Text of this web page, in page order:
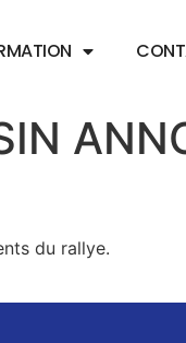
du rallye.